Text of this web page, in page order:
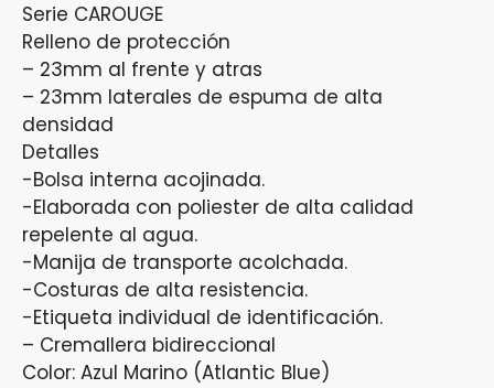
Serie CAROUGE
Relleno de protección
– 23mm al frente y atras
– 23mm laterales de espuma de alta
densidad
Detalles
-Bolsa interna acojinada.
-Elaborada con poliester de alta calidad
repelente al agua.
-Manija de transporte acolchada.
-Costuras de alta resistencia.
-Etiqueta individual de identificación.
– Cremallera bidireccional
Color: Azul Marino (Atlantic Blue)